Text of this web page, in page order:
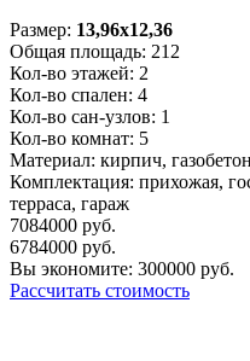
Размер: 13,96x12,36
Общая площадь: 212
Кол-во этажей: 2
Кол-во спален: 4
Кол-во сан-узлов: 1
Кол-во комнат: 5
Материал: кирпич, газобетон
Комплектация: прихожая,
терраса, гараж
7084000 руб.
6784000 руб.
Вы экономите: 300000 руб.
Рассчитать стоимость